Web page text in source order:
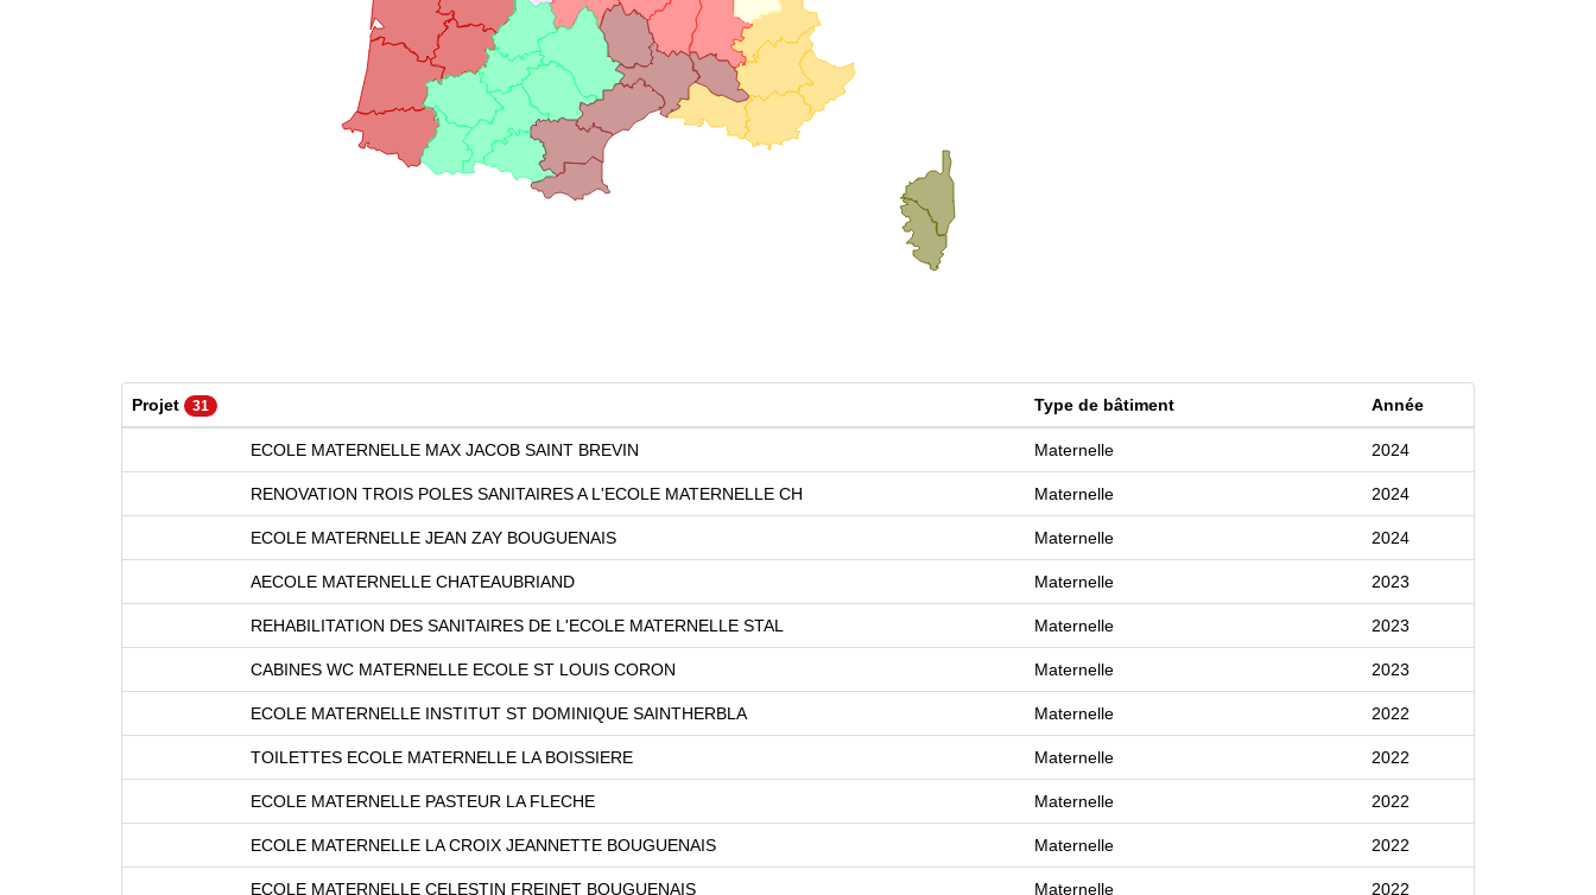
Projet 31 Type de bâtiment Année
ECOLE MATERNELLE MAX JACOB SAINT BREVIN Maternelle 2024
RENOVATION TROIS POLES SANITAIRES A L'ECOLE MATERNELLE CH Maternelle 2024
ECOLE MATERNELLE JEAN ZAY BOUGUENAIS Maternelle 2024
AECOLE MATERNELLE CHATEAUBRIAND Maternelle 2023
REHABILITATION DES SANITAIRES DE L'ECOLE MATERNELLE STAL Maternelle 2023
CABINES WC MATERNELLE ECOLE ST LOUIS CORON Maternelle 2023
ECOLE MATERNELLE INSTITUT ST DOMINIQUE SAINTHERBLA Maternelle 2022
TOILETTES ECOLE MATERNELLE LA BOISSIERE Maternelle 2022
ECOLE MATERNELLE PASTEUR LA FLECHE Maternelle 2022
ECOLE MATERNELLE LA CROIX JEANNETTE BOUGUENAIS Maternelle 2022
ECOLE MATERNELLE CELESTIN FREINET BOUGUENAIS Maternelle 2022